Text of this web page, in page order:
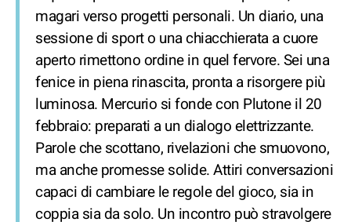
magari verso progetti personali. Un diario, una
sessione di sport o una chiacchierata a cuore
aperto rimettono ordine in quel fervore. Sei una
fenice in piena rinascita, pronta a risorgere più
luminosa. Mercurio si fonde con Plutone il 20
febbraio: preparati a un dialogo elettrizzante.
Parole che scottano, rivelazioni che smuovono,
ma anche promesse solide. Attiri conversazioni
capaci di cambiare le regole del gioco, sia in
coppia sia da solo. Un incontro può stravolgere